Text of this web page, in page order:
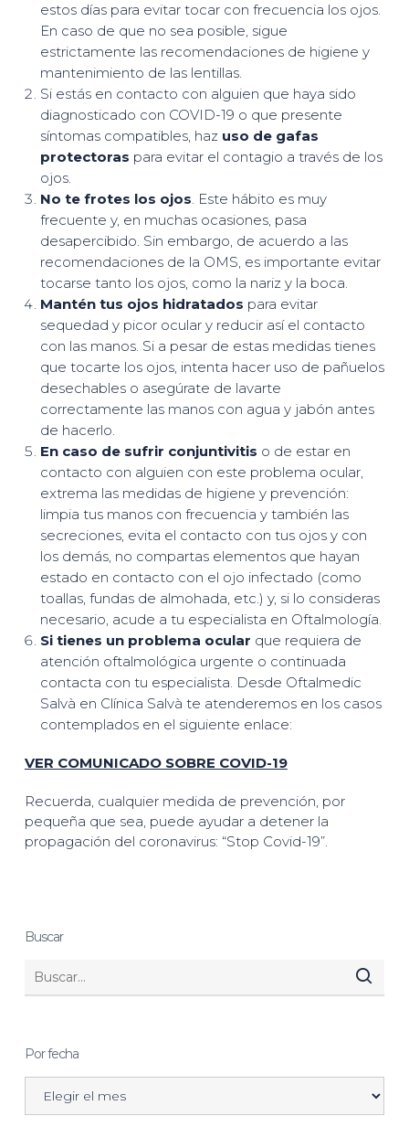
estos días para evitar tocar con frecuencia los ojos.
En caso de que no sea posible, sigue
estrictamente las recomendaciones de higiene y
mantenimiento de las lentillas.
Si estás en contacto con alguien que haya sido
diagnosticado con COVID-19 o que presente
síntomas compatibles, haz uso de gafas
protectoras para evitar el contagio a través de los
ojos.
No te frotes los ojos. Este hábito es muy
frecuente y, en muchas ocasiones, pasa
desapercibido. Sin embargo, de acuerdo a las
recomendaciones de la OMS, es importante evitar
tocarse tanto los ojos, como la nariz y la boca.
Mantén tus ojos hidratados para evitar
sequedad y picor ocular y reducir así el contacto
con las manos. Si a pesar de estas medidas tienes
que tocarte los ojos, intenta hacer uso de pañuelos
desechables o asegúrate de lavarte
correctamente las manos con agua y jabón antes
de hacerlo.
En caso de sufrir conjuntivitis o de estar en
contacto con alguien con este problema ocular,
extrema las medidas de higiene y prevención:
limpia tus manos con frecuencia y también las
secreciones, evita el contacto con tus ojos y con
los demás, no compartas elementos que hayan
estado en contacto con el ojo infectado (como
toallas, fundas de almohada, etc.) y, si lo consideras
necesario, acude a tu especialista en Oftalmología.
Si tienes un problema ocular que requiera de
atención oftalmológica urgente o continuada
contacta con tu especialista. Desde Oftalmedic
Salvà en Clínica Salvà te atenderemos en los casos
contemplados en el siguiente enlace:
VER COMUNICADO SOBRE COVID-19
Recuerda, cualquier medida de prevención, por
pequeña que sea, puede ayudar a detener la
propagación del coronavirus: “Stop Covid-19”.
Buscar
Por fecha